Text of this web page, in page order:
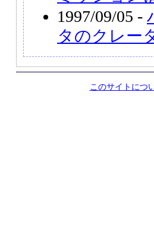
1997/09/05 -
タのクレー
このサイトにつ